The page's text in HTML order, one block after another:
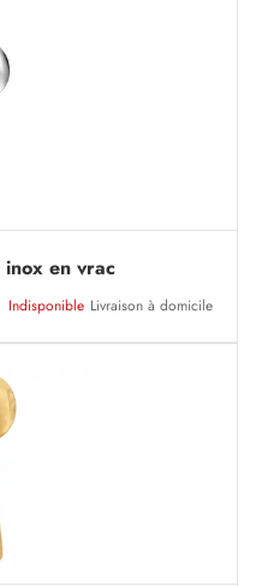
en vrac
Indisponible Livraison à domicile